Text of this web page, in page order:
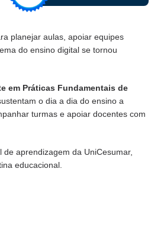
planejar aulas, apoiar equipes
do ensino digital se tornou
em Práticas Fundamentais de
o dia a dia do ensino a
turmas e apoiar docentes com
de aprendizagem da UniCesumar,
educacional.